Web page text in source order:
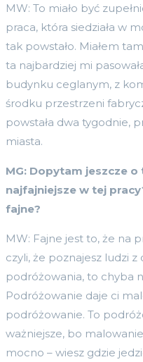
MW: To miało być
praca, która siedziała w
tak powstało. Miałem
ta najbardziej mi
budynku ceglanym, z
środku przestrzeni
powstała dwa tygodnie,
miasta.
MG: Dopytam jeszcze
najfajniejsze w tej
fajne?
MW: Fajne jest to, że na
czyli, że poznajesz ludzi z
podróżowania, to chyba
Podróżowanie daje ci
podróżowanie. To
ważniejsze, bo
mocno – wiesz gdzie